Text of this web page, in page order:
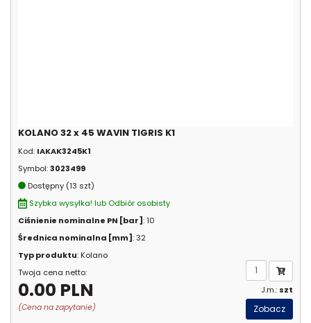
KOLANO 32 x 45 WAVIN TIGRIS K1
Kod: IAKAK3245K1
Symbol:3023499
Dostępny (13 szt)
Szybka wysyłka! lub Odbiór osobisty
Ciśnienie nominalne PN [bar]: 10
Średnica nominalna [mm]: 32
Typ produktu: Kolano
Twoja cena netto:
0.00 PLN
(Cena na zapytanie)
J.m.: szt
Zobacz